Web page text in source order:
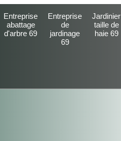
Entreprise
abattage
d'arbre 69
Entreprise
de
jardinage
69
Jardinier
taille de
haie 69